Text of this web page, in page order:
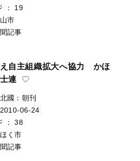
：
19
市
記事
自主組織拡大へ協力 かほ
連
北國：朝刊
2010-06-24
：
38
く市
記事